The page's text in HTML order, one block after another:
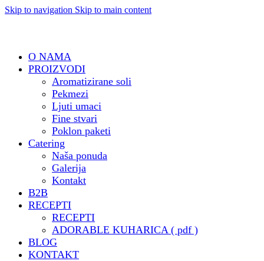
Skip to navigation Skip to main content
O NAMA
PROIZVODI
Aromatizirane soli
Pekmezi
Ljuti umaci
Fine stvari
Poklon paketi
Catering
Naša ponuda
Galerija
Kontakt
B2B
RECEPTI
RECEPTI
ADORABLE KUHARICA ( pdf )
BLOG
KONTAKT